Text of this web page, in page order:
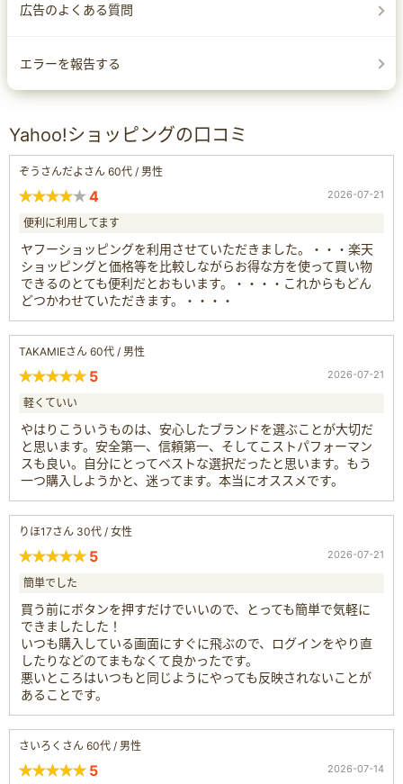
広告のよくある質問
エラーを報告する
Yahoo!ショッピングの口コミ
ぞうさんだよさん 60代 / 男性
4 2026-07-21
便利に利用してます
ヤフーショッピングを利用させていただきました。・・・楽天
ショッピングと価格等を比較しながらお得な方を使って買い物
できるのとても便利だとおもいます。・・・・これからもどん
どつかわせていただきます。・・・・
TAKAMIEさん 60代 / 男性
5 2026-07-21
軽くていい
やはりこういうものは、安心したブランドを選ぶことが大切だ
と思います。安全第一、信頼第一、そしてこストパフォーマン
スも良い。自分にとってベストな選択だったと思います。もう
一つ購入しようかと、迷ってます。本当にオススメです。
りほ17さん 30代 / 女性
5 2026-07-21
簡単でした
買う前にボタンを押すだけでいいので、とっても簡単で気軽に
できましたした！
いつも購入している画面にすぐに飛ぶので、ログインをやり直
したりなどのてまもなくて良かったです。
悪いところはいつもと同じようにやっても反映されないことが
あることです。
さいろくさん 60代 / 男性
5 2026-07-14